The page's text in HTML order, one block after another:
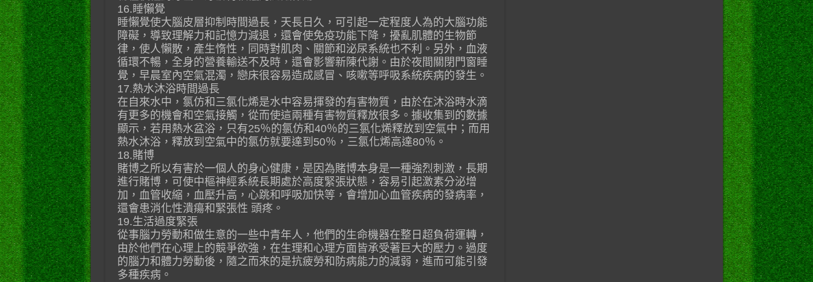
16.睡懶覺
睡懶覺使大腦皮層抑制時間過長，天長日久，可引起一定程度人為的大腦功能
障礙，導致理解力和記憶力減退，還會使免疫功能下降，擾亂肌體的生物節
律，使人懶散，產生惰性，同時對肌肉、關節和泌尿系統也不利。另外，血液
循環不暢，全身的營養輸送不及時，還會影響新陳代謝。由於夜間關閉門窗睡
覺，早晨室內空氣混濁，戀床很容易造成感冒、咳嗽等呼吸系統疾病的發生。
17.熱水沐浴時間過長
在自來水中，氯仿和三氯化烯是水中容易揮發的有害物質，由於在沐浴時水滴
有更多的機會和空氣接觸，從而使這兩種有害物質釋放很多。據收集到的數據
顯示，若用熱水盆浴，只有25％的氯仿和40％的三氯化烯釋放到空氣中；而用
熱水沐浴，釋放到空氣中的氯仿就要達到50％，三氯化烯高達80％。
18.賭博
賭博之所以有害於一個人的身心健康，是因為賭博本身是一種強烈刺激，長期
進行賭博，可使中樞神經系統長期處於高度緊張狀態，容易引起激素分泌增
加，血管收縮，血壓升高，心跳和呼吸加快等，會增加心血管疾病的發病率，
還會患消化性潰瘍和緊張性 頭疼。
19.生活過度緊張
從事腦力勞動和做生意的一些中青年人，他們的生命機器在整日超負荷運轉，
由於他們在心理上的競爭欲強，在生理和心理方面皆承受著巨大的壓力。過度
的腦力和體力勞動後，隨之而來的是抗疲勞和防病能力的減弱，進而可能引發
多種疾病。